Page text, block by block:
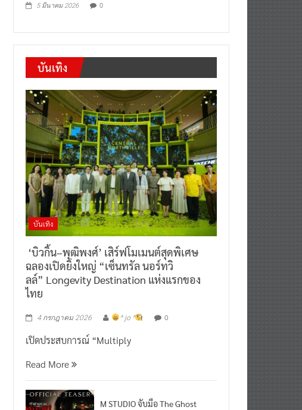
5 มีนาคม 2026 0
บันเทิง
บันเทิง
‘บิวกิ้น–พุฒิพงศ์’ เสิร์ฟโมเมนต์สุดพิเศษ
ฉลองเปิดยิ่งใหญ่ “เซ็นทรัล นอร์ทวิ
ลล์” Longevity Destination แห่งแรกของ
ไทย
4 กรกฎาคม 2026 ^ jo ^ 0
เปิดประสบการณ์ “Multiply
Read More
M STUDIO จับมือ The Ghost